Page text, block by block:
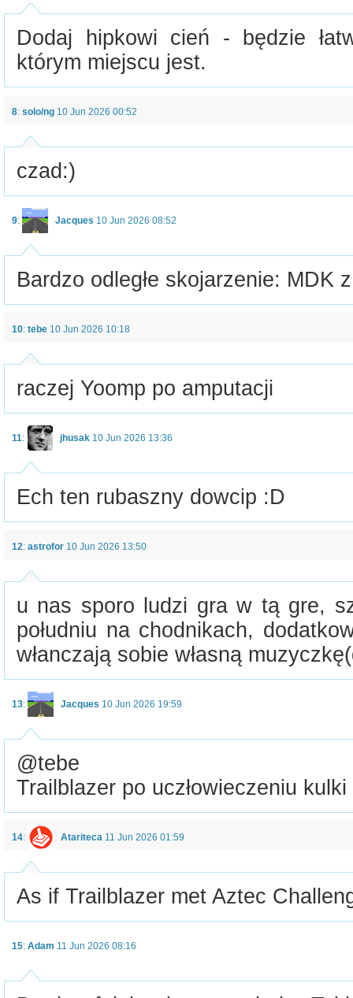
Dodaj hipkowi cień - będzie
którym miejscu jest.
8: solo/ng 10 Jun 2026 00:52
czad:)
9: Jacques 10 Jun 2026 08:52
Bardzo odległe skojarzenie: MDK
10: tebe 10 Jun 2026 10:18
raczej Yoomp po amputacji
11: jhusak 10 Jun 2026 13:36
Ech ten rubaszny dowcip :D
12: astrofor 10 Jun 2026 13:50
u nas sporo ludzi gra w tą gre,
południu na chodnikach,
włanczają sobie własną
13: Jacques 10 Jun 2026 19:59
@tebe
Trailblazer po uczłowieczeniu kulki
14: Atariteca 11 Jun 2026 01:59
As if Trailblazer met Aztec
15: Adam 11 Jun 2026 08:16